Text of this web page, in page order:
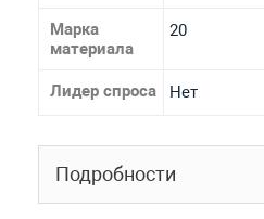
Марка
материала
20
Лидер спроса Нет
Подробности